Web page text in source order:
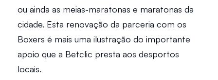
ou ainda as meias-maratonas e maratonas da
cidade. Esta renovação da parceria com os
Boxers é mais uma ilustração do importante
apoio que a Betclic presta aos desportos
locais.